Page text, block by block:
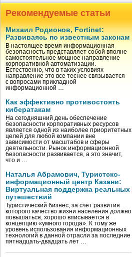
Рекомендуемые статьи
Михаил Родионов, Fortinet:
Развиваясь по известным законам
В настоящее время информационная
безопасность представляет собой вполне
самостоятельное мощное направление
корпоративной автоматизации.
Естественно, что в таких условиях
направление это все теснее связывается
с вопросами прикладной
информационной …
Как эффективно противостоять
кибератакам
На сегодняшний день обеспечение
безопасности корпоративных ресурсов
является одной из наиболее приоритетных
целей для любой компании вне
зависимости от масштабов и сферы
деятельности. Рынок информационной
безопасности развивается, а это значит,
что и …
Наталья Абрамович, Туристско-
информационный центр Казани:
Виртуальная поддержка реальных
путешествий
Туристический бизнес, за счет развития
которого качество жизни населения должно
повышаться, хорошо вписывается в
концепцию «умного города». К тому же
уровень использования информационных
технологий в данной отрасли за последние
пятнадцать-двадцать лет …